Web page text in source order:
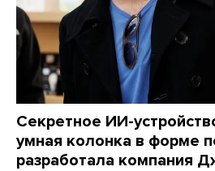
Секретное ИИ-
умная колонка в форме
разработала компания